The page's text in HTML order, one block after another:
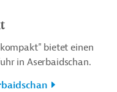
bietet einen
in Aserbaidschan.